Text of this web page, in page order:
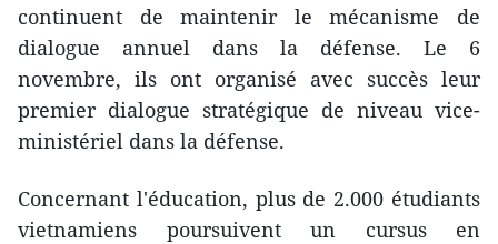
continuent de maintenir le mécanisme de
dialogue annuel dans la défense. Le 6
novembre, ils ont organisé avec succès leur
premier dialogue stratégique ​de niveau vice-
ministériel dans la défense.
Concernant l'éducation, plus de 2.000 étudiants
vietnamiens poursuivent un cursus en